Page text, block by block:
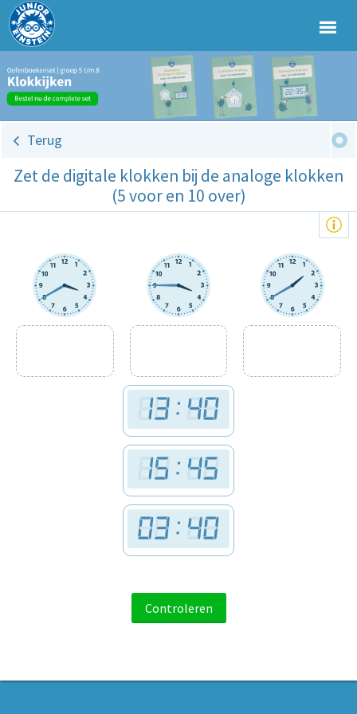
Terug
Zet de digitale klokken bij de analoge klokken
(5 voor en 10 over)